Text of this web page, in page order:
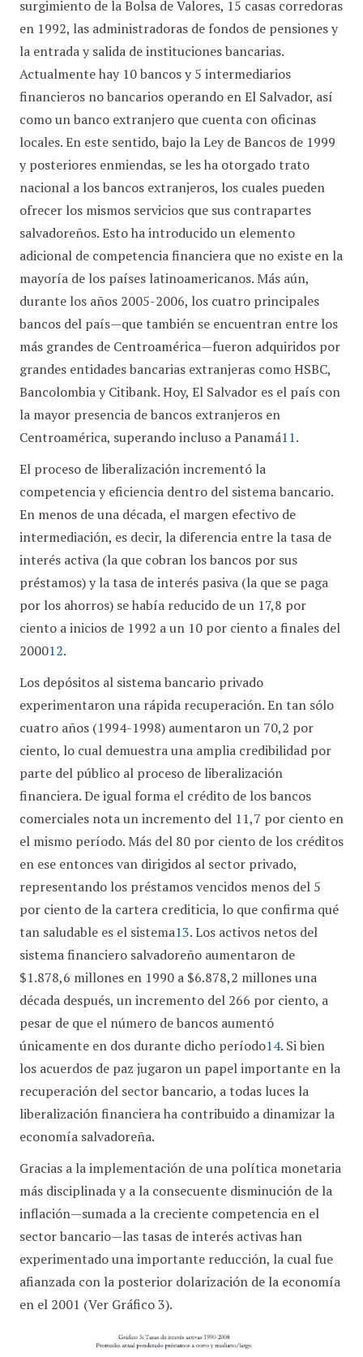
surgimiento de la Bolsa de Valores, 15 casas corredoras
en 1992, las administradoras de fondos de pensiones y
la entrada y salida de instituciones bancarias.
Actualmente hay 10 bancos y 5 intermediarios
financieros no bancarios operando en El Salvador, así
como un banco extranjero que cuenta con oficinas
locales. En este sentido, bajo la Ley de Bancos de 1999
y posteriores enmiendas, se les ha otorgado trato
nacional a los bancos extranjeros, los cuales pueden
ofrecer los mismos servicios que sus contrapartes
salvadoreños. Esto ha introducido un elemento
adicional de competencia financiera que no existe en la
mayoría de los países latinoamericanos. Más aún,
durante los años 2005-2006, los cuatro principales
bancos del país—que también se encuentran entre los
más grandes de Centroamérica—fueron adquiridos por
grandes entidades bancarias extranjeras como HSBC,
Bancolombia y Citibank. Hoy, El Salvador es el país con
la mayor presencia de bancos extranjeros en
Centroamérica, superando incluso a Panamá11.
El proceso de liberalización incrementó la
competencia y eficiencia dentro del sistema bancario.
En menos de una década, el margen efectivo de
intermediación, es decir, la diferencia entre la tasa de
interés activa (la que cobran los bancos por sus
préstamos) y la tasa de interés pasiva (la que se paga
por los ahorros) se había reducido de un 17,8 por
ciento a inicios de 1992 a un 10 por ciento a finales del
200012.
Los depósitos al sistema bancario privado
experimentaron una rápida recuperación. En tan sólo
cuatro años (1994-1998) aumentaron un 70,2 por
ciento, lo cual demuestra una amplia credibilidad por
parte del público al proceso de liberalización
financiera. De igual forma el crédito de los bancos
comerciales nota un incremento del 11,7 por ciento en
el mismo período. Más del 80 por ciento de los créditos
en ese entonces van dirigidos al sector privado,
representando los préstamos vencidos menos del 5
por ciento de la cartera crediticia, lo que confirma qué
tan saludable es el sistema13. Los activos netos del
sistema financiero salvadoreño aumentaron de
$1.878,6 millones en 1990 a $6.878,2 millones una
década después, un incremento del 266 por ciento, a
pesar de que el número de bancos aumentó
únicamente en dos durante dicho período14. Si bien
los acuerdos de paz jugaron un papel importante en la
recuperación del sector bancario, a todas luces la
liberalización financiera ha contribuido a dinamizar la
economía salvadoreña.
Gracias a la implementación de una política monetaria
más disciplinada y a la consecuente disminución de la
inflación—sumada a la creciente competencia en el
sector bancario—las tasas de interés activas han
experimentado una importante reducción, la cual fue
afianzada con la posterior dolarización de la economía
en el 2001 (Ver Gráfico 3).